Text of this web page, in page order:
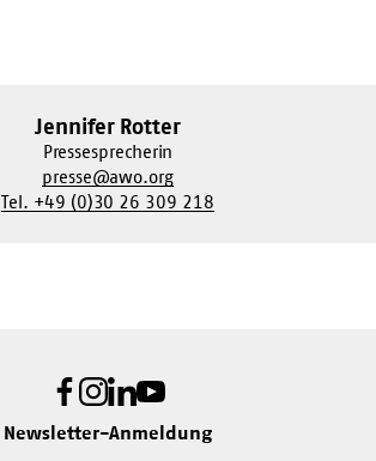
Jennifer Rotter
Pressesprecherin
presse@awo.org
Tel. +49 (0)30 26 309 218
Facebook
Instagram
LinkedIn
Youtube
Newsletter-Anmeldung